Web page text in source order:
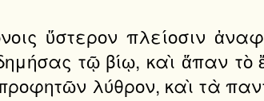
ὕστερον πλείοσιν
τῷ βίῳ, καὶ ἅπαν τὸ
λύθρον, καὶ τὰ